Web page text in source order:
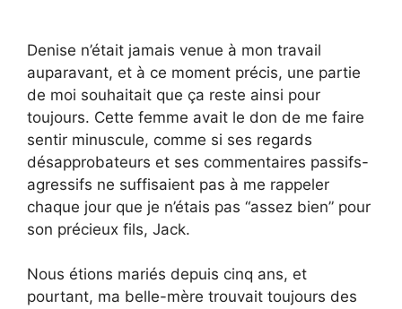
Denise n’était jamais venue à mon travail
auparavant, et à ce moment précis, une partie
de moi souhaitait que ça reste ainsi pour
toujours. Cette femme avait le don de me faire
sentir minuscule, comme si ses regards
désapprobateurs et ses commentaires passifs-
agressifs ne suffisaient pas à me rappeler
chaque jour que je n’étais pas “assez bien” pour
son précieux fils, Jack.
Nous étions mariés depuis cinq ans, et
pourtant, ma belle-mère trouvait toujours des